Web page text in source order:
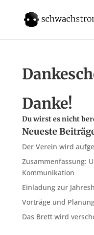
Danke!
Du wirst es nicht
Neueste
Der Verein wird
Zusammenfassung:
Kommunikation
Einladung zur
Vorträge und
Das Brett wird